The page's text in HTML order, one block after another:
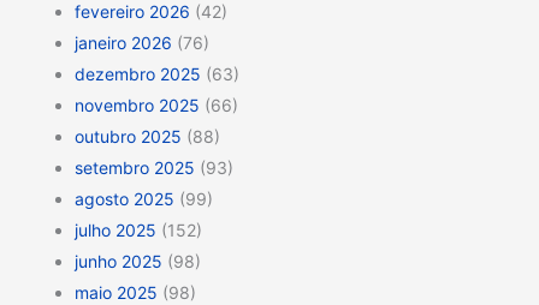
fevereiro 2026 (42)
janeiro 2026 (76)
dezembro 2025 (63)
novembro 2025 (66)
outubro 2025 (88)
setembro 2025 (93)
agosto 2025 (99)
julho 2025 (152)
junho 2025 (98)
maio 2025 (98)